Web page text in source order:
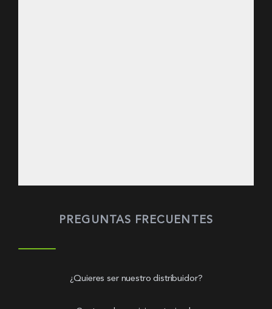
PREGUNTAS FRECUENTES
¿Quieres ser nuestro distribuidor?